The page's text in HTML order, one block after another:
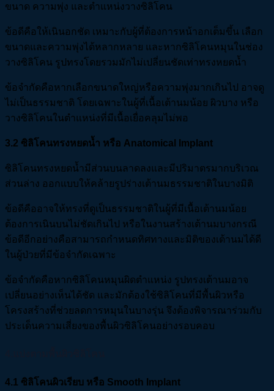
ขนาด ความพุ่ง และตำแหน่งวางซิลิโคน
ข้อดีคือให้เนินอกชัด เหมาะกับผู้ที่ต้องการหน้าอกเต็มขึ้น เลือก
ขนาดและความพุ่งได้หลากหลาย และหากซิลิโคนหมุนในช่อง
วางซิลิโคน รูปทรงโดยรวมมักไม่เปลี่ยนชัดเท่าทรงหยดน้ำ
ข้อจำกัดคือหากเลือกขนาดใหญ่หรือความพุ่งมากเกินไป อาจดู
ไม่เป็นธรรมชาติ โดยเฉพาะในผู้ที่เนื้อเต้านมน้อย ผิวบาง หรือ
วางซิลิโคนในตำแหน่งที่มีเนื้อเยื่อคลุมไม่พอ
3.2 ซิลิโคนทรงหยดน้ำ หรือ Anatomical Implant
ซิลิโคนทรงหยดน้ำมีส่วนบนลาดลงและมีปริมาตรมากบริเวณ
ส่วนล่าง ออกแบบให้คล้ายรูปร่างเต้านมธรรมชาติในบางมิติ
ข้อดีคืออาจให้ทรงที่ดูเป็นธรรมชาติในผู้ที่มีเนื้อเต้านมน้อย
ต้องการเนินบนไม่ชัดเกินไป หรือในงานสร้างเต้านมบางกรณี
ข้อดีอีกอย่างคือสามารถกำหนดทิศทางและมิติของเต้านมได้ดี
ในผู้ป่วยที่มีข้อจำกัดเฉพาะ
ข้อจำกัดคือหากซิลิโคนหมุนผิดตำแหน่ง รูปทรงเต้านมอาจ
เปลี่ยนอย่างเห็นได้ชัด และมักต้องใช้ซิลิโคนที่มีพื้นผิวหรือ
โครงสร้างที่ช่วยลดการหมุนในบางรุ่น จึงต้องพิจารณาร่วมกับ
ประเด็นความเสี่ยงของพื้นผิวซิลิโคนอย่างรอบคอบ
4.1 ซิลิโคนผิวเรียบ หรือ Smooth Implant